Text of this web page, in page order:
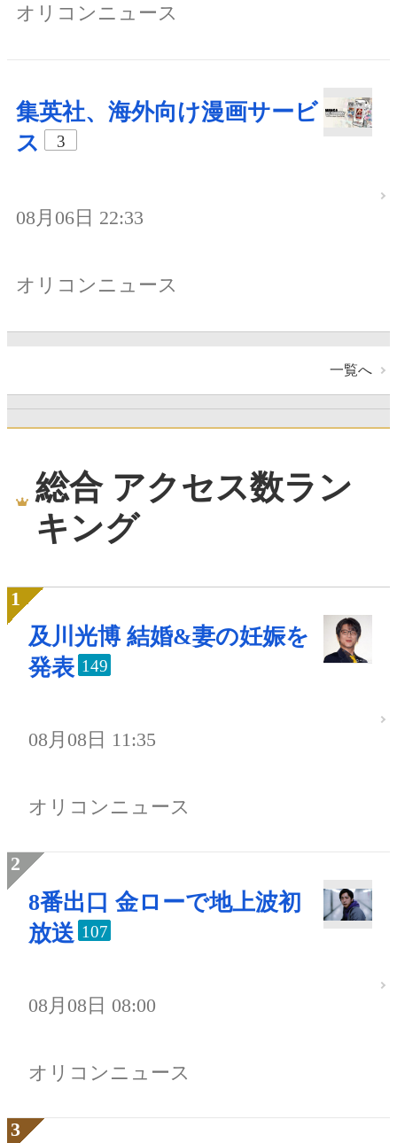
オリコンニュース
集英社、海外向け漫画サービ
ス
3
08月06日 22:33
オリコンニュース
一覧へ
総合 アクセス数ラン
キング
及川光博 結婚&妻の妊娠を
発表 149
08月08日 11:35
オリコンニュース
8番出口 金ローで地上波初
放送 107
08月08日 08:00
オリコンニュース